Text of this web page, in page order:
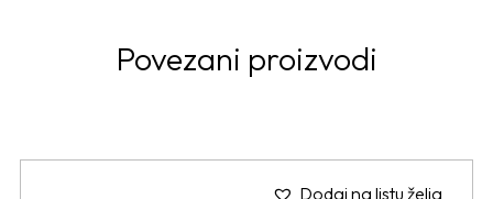
Povezani proizvodi
Dodaj na listu želja